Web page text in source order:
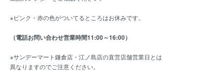
※ピンク・赤の色がついてるところはお休みです。
（電話お問い合わせ営業時間11:00～16:00）
※サンデーマート鎌倉店・江ノ島店の直営店舗営業日とは
異なりますのでご注意ください。